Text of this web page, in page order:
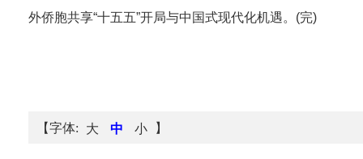
外侨胞共享“十五五”开局与中国式现代化机遇。(完)
【字体: 大 中 小 】